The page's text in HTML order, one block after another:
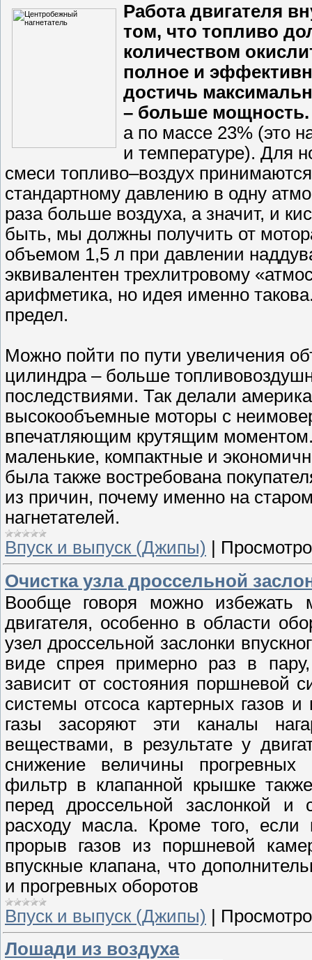
Работа двигателя
том, что топливо
количеством
полное и
достичь
– больше мощность.
а по массе 23% (это
и температуре). Для
смеси топливо–воздух
стандартному давлению в одну
раза больше воздуха, а значит, и
быть, мы должны получить от
объемом 1,5 л при давлении
эквивалентен трехлитровому
арифметика, но идея именно
предел.
Можно пойти по пути увеличения
цилиндра – больше
последствиями. Так делали
высокообъемные моторы с
впечатляющим крутящим
маленькие, компактные и
была также востребована
из причин, почему именно на
нагнетателей.
Впуск и выпуск (Джипы)
Очистка узла дроссельной
Вообще говоря можно избежать
двигателя, особенно в области
узел дроссельной заслонки
виде спрея примерно раз в
зависит от состояния поршневой
системы отсоса картерных газов
газы засоряют эти каналы
веществами, в результате у
снижение величины прогревных
фильтр в клапанной крышке
перед дроссельной заслонкой и
расходу масла. Кроме того, если
прорыв газов из поршневой
впускные клапана, что
и прогревных оборотов
Впуск и выпуск (Джипы) |
Лошади из воздуха